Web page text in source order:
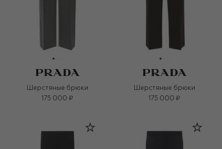
Шерстяные брюки
175 000 ₽
Шерстяные брюки
175 000 ₽